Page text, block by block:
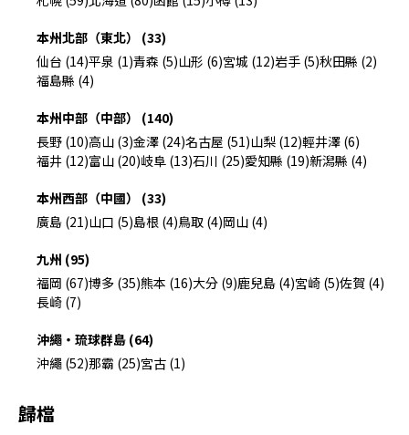
本州北部（東北） (33)
仙台 (14)平泉 (1)青森 (5)山形 (6)宮城 (12)岩手 (5)秋田縣 (2)
福島縣 (4)
本州中部（中部） (140)
長野 (10)高山 (3)金澤 (24)名古屋 (51)山梨 (12)輕井澤 (6)
福井 (12)富山 (20)岐阜 (13)石川 (25)愛知縣 (19)新潟縣 (4)
本州西部（中國） (33)
廣島 (21)山口 (5)島根 (4)鳥取 (4)岡山 (4)
九州 (95)
福岡 (67)博多 (35)熊本 (16)大分 (9)鹿兒島 (4)宮崎 (5)佐賀 (4)
長崎 (7)
沖繩・琉球群島 (64)
沖繩 (52)那霸 (25)宮古 (1)
歸檔